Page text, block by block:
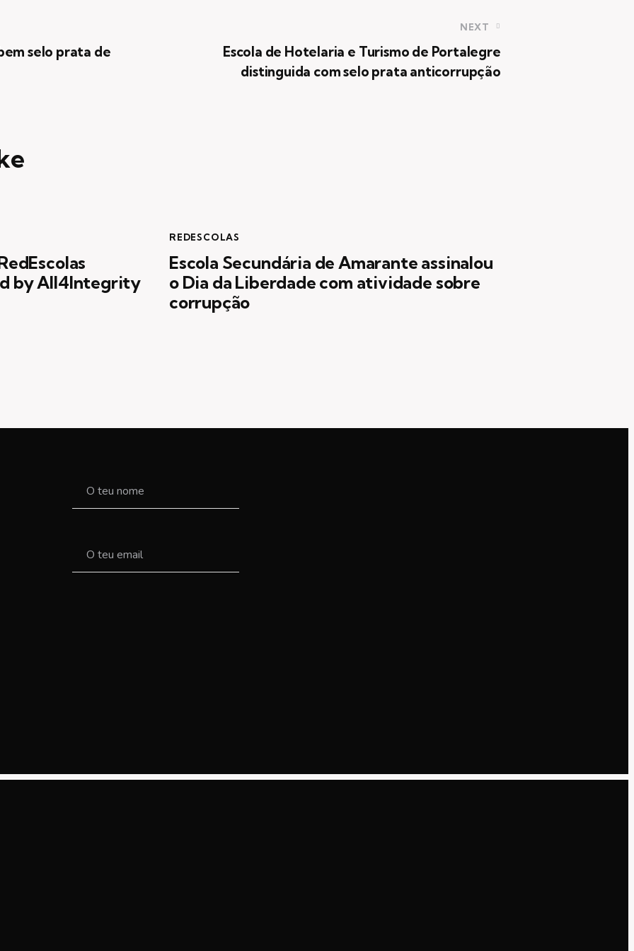
selo prata de
NEXT
Escola de Hotelaria e Turismo de Portalegre
distinguida com selo prata anticorrupção
by All4Integrity
REDESCOLAS
Escola Secundária de Amarante assinalou
o Dia da Liberdade com atividade sobre
corrupção